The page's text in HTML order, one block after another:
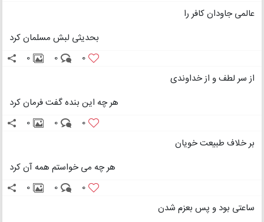
عالمی جاودان کافر را
بحدیثی لبش مسلمان کرد
0
0
0
از سر لطف و از خداوندی
هر چه این بنده گفت فرمان کرد
0
0
0
بر خلاف طبیعت خویان
هر چه می خواستم همه آن کرد
0
0
0
ساعتی بود و پس بعزم شدن